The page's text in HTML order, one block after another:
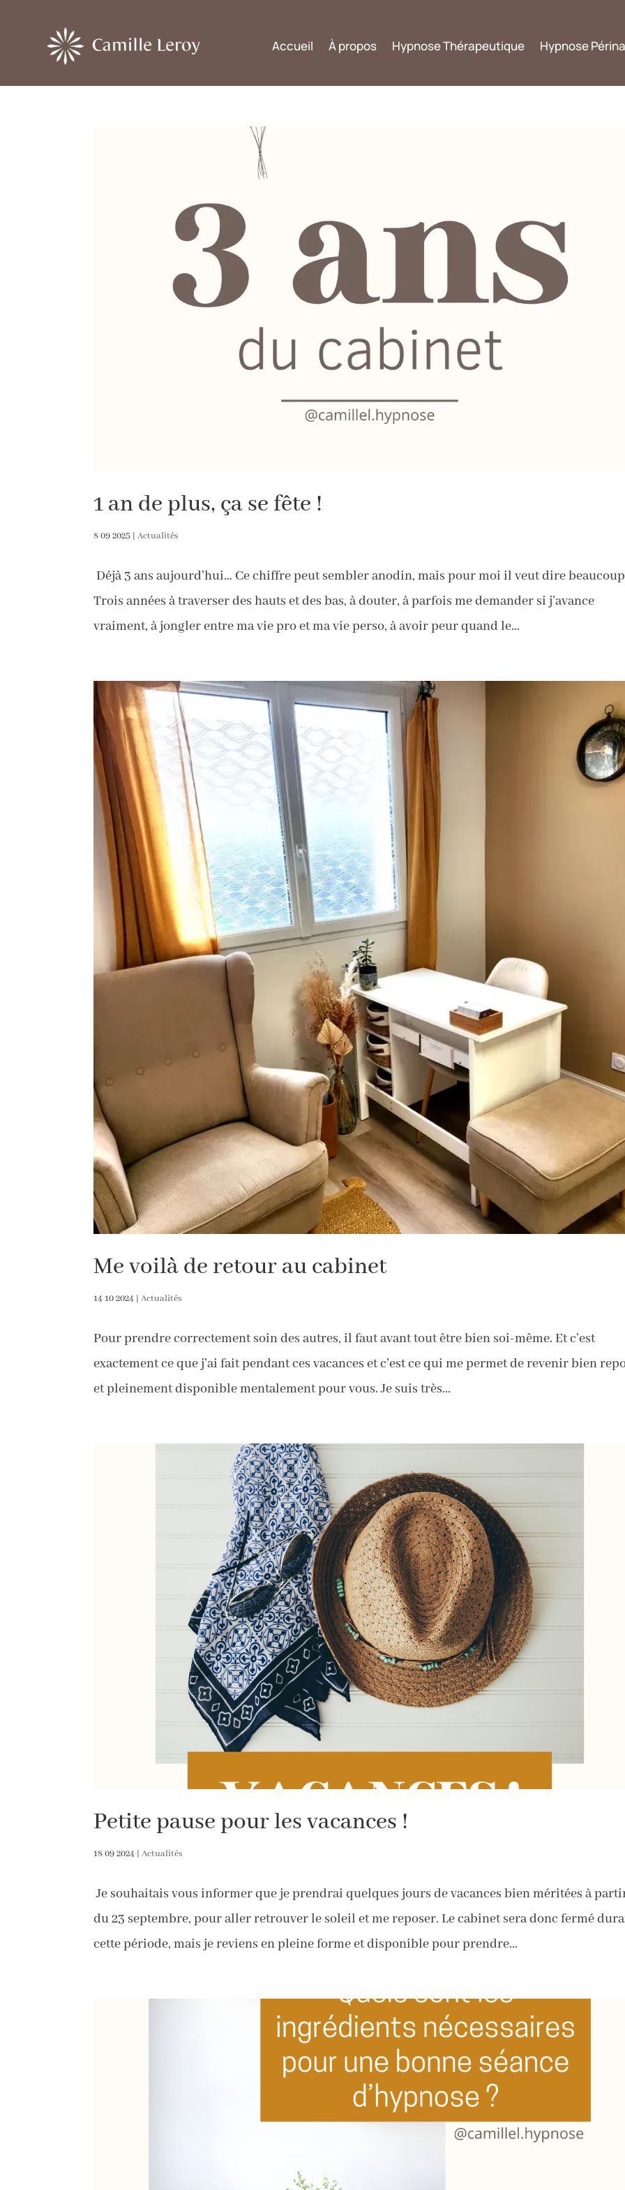
Accueil À propos Hypnose Thérapeutique Hypnose
1 an de plus, ça se fête !
8 09 2025 |Actualités
Déjà 3 ans aujourd’hui… Ce chiffre peut sembler anodin, mais pour moi il veut dire
Trois années à traverser des hauts et des bas, à douter, à parfois me demander si j’avance
vraiment, à jongler entre ma vie pro et ma vie perso, à avoir peur quand le...
Me voilà de retour au cabinet
14 10 2024 |Actualités
Pour prendre correctement soin des autres, il faut avant tout être bien soi-même. Et c’est
exactement ce que j’ai fait pendant ces vacances et c’est ce qui me permet de revenir bien
et pleinement disponible mentalement pour vous. Je suis très...
Petite pause pour les vacances !
18 09 2024 |Actualités
Je souhaitais vous informer que je prendrai quelques jours de vacances bien méritées à
du 23 septembre, pour aller retrouver le soleil et me reposer. Le cabinet sera donc fermé
cette période, mais je reviens en pleine forme et disponible pour prendre...